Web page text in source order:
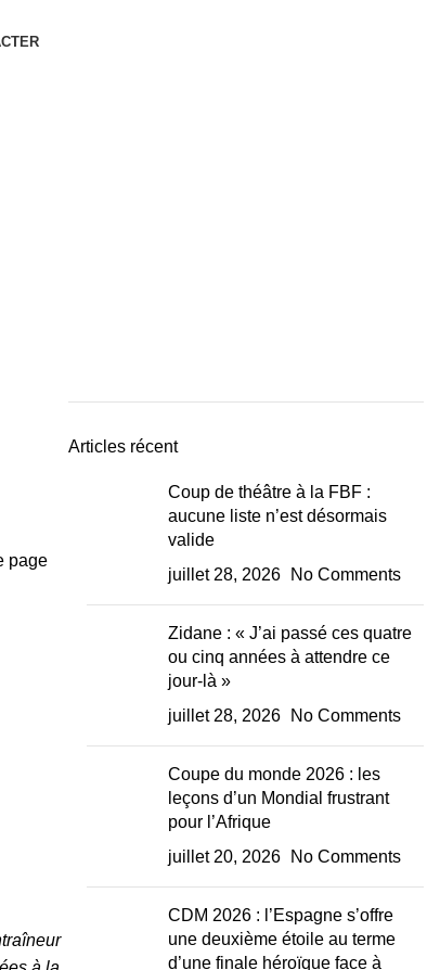
page
Articles récent
Coup de théâtre à la FBF :
aucune liste n’est désormais
valide
juillet 28, 2026
No Comments
Zidane : « J’ai passé ces quatre
ou cinq années à attendre ce
jour-là »
juillet 28, 2026
No Comments
Coupe du monde 2026 : les
leçons d’un Mondial frustrant
pour l’Afrique
juillet 20, 2026
No Comments
CDM 2026 : l’Espagne s’offre
une deuxième étoile au terme
d’une finale héroïque face à